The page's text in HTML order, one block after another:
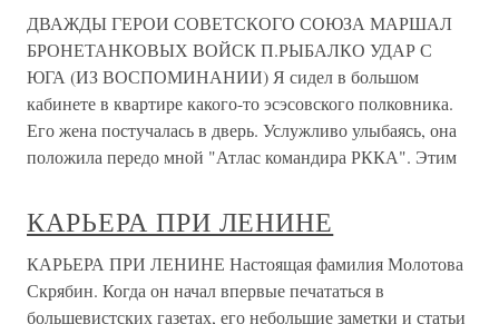
ДВАЖДЫ ГЕРОИ СОВЕТСКОГО СОЮЗА МАРШАЛ
БРОНЕТАНКОВЫХ ВОЙСК П.РЫБАЛКО УДАР С
ЮГА (ИЗ ВОСПОМИНАНИИ) Я сидел в большом
кабинете в квартире какого-то эсэсовского полковника.
Его жена постучалась в дверь. Услужливо улыбаясь, она
положила передо мной "Атлас командира РККА". Этим
КАРЬЕРА ПРИ ЛЕНИНЕ
КАРЬЕРА ПРИ ЛЕНИНЕ Настоящая фамилия Молотова
Скрябин. Когда он начал впервые печататься в
большевистских газетах, его небольшие заметки и статьи